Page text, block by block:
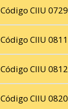
Código CIIU 0729
Código CIIU 0811
Código CIIU 0812
Código CIIU 0820